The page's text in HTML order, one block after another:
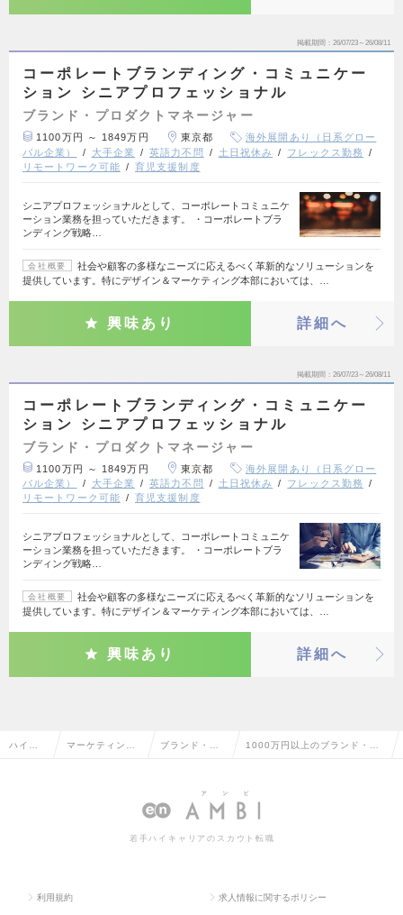
掲載期間 26/07/23～26/08/11
コーポレートブランディング・コミュニケー
ション シニアプロフェッショナル
ブランド・プロダクトマネージャー
1100万円 ～ 1849万円 東京都
海外展開あり（日系グロー
バル企業）
大手企業 英語力不問 土日祝休み
フレックス勤務
リモートワーク可能
育児支援制度
シニアプロフェッショナルとして、コーポレートコミュニケ
ーション業務を担っていただきます。 ・コーポレートブラ
ンディング戦略…
会社概要
社会や顧客の多様なニーズに応えるべく革新的なソリューションを
提供しています。特にデザイン＆マーケティング本部においては、…
興味あり 詳細へ
掲載期間 26/07/23～26/08/11
コーポレートブランディング・コミュニケー
ション シニアプロフェッショナル
ブランド・プロダクトマネージャー
1100万円 ～ 1849万円 東京都
海外展開あり（日系グロー
バル企業）
大手企業 英語力不問 土日祝休み
フレックス勤務
リモートワーク可能
育児支援制度
シニアプロフェッショナルとして、コーポレートコミュニケ
ーション業務を担っていただきます。 ・コーポレートブラ
ンディング戦略…
会社概要
社会や顧客の多様なニーズに応えるべく革新的なソリューションを
提供しています。特にデザイン＆マーケティング本部においては、…
興味あり 詳細へ
ハイク マーケティン ブランド・プ
ージャー
1000万円以上のブランド・プ
求人情報一覧
若手ハイキャリアのスカウト転職
利用規約 求人情報に関するポリシー